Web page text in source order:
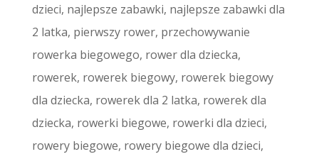
dzieci, najlepsze zabawki, najlepsze zabawki dla
2 latka, pierwszy rower, przechowywanie
rowerka biegowego, rower dla dziecka,
rowerek, rowerek biegowy, rowerek biegowy
dla dziecka, rowerek dla 2 latka, rowerek dla
dziecka, rowerki biegowe, rowerki dla dzieci,
rowery biegowe, rowery biegowe dla dzieci,